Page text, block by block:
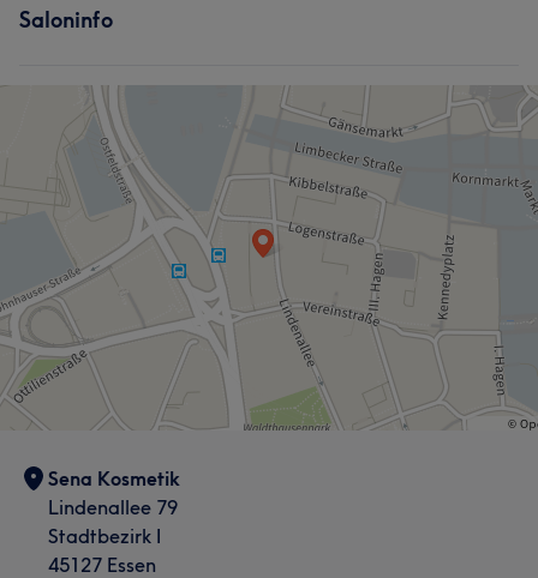
Saloninfo
Sena Kosmetik
Lindenallee 79
Stadtbezirk I
45127 Essen